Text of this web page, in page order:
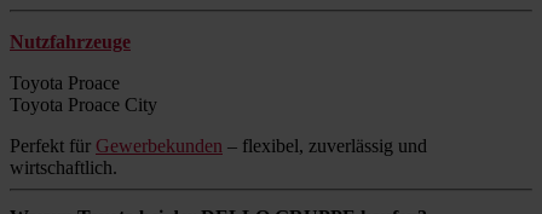
Nutzfahrzeuge
Toyota Proace
Toyota Proace City
Perfekt für Gewerbekunden – flexibel, zuverlässig und
wirtschaftlich.